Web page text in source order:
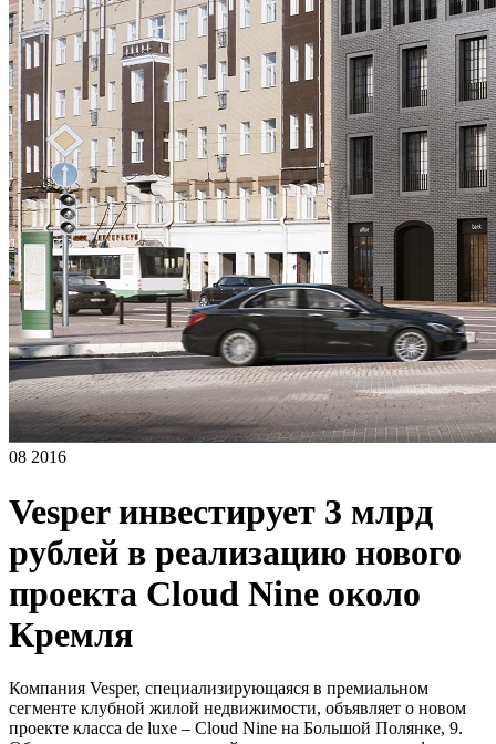
08 2016
Vesper инвестирует 3 млрд
рублей в реализацию нового
проекта Cloud Nine около
Кремля
Компания Vesper, специализирующаяся в премиальном
сегменте клубной жилой недвижимости, объявляет о новом
проекте класса de luxe – Cloud Nine на Большой Полянке, 9.